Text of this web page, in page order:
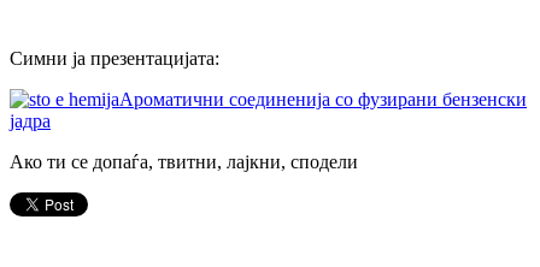
Симни ја презентацијата:
Ароматични соединенија со фузирани бензенски
јадра
Ако ти се допаѓа, твитни, лајкни, сподели